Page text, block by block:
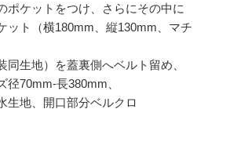
ットをつけ、さらにその中に
（横180mm、縦130mm、マチ
同生地）を蓋裏側へベルト留め、
長380mm、
開口部分ベルクロ